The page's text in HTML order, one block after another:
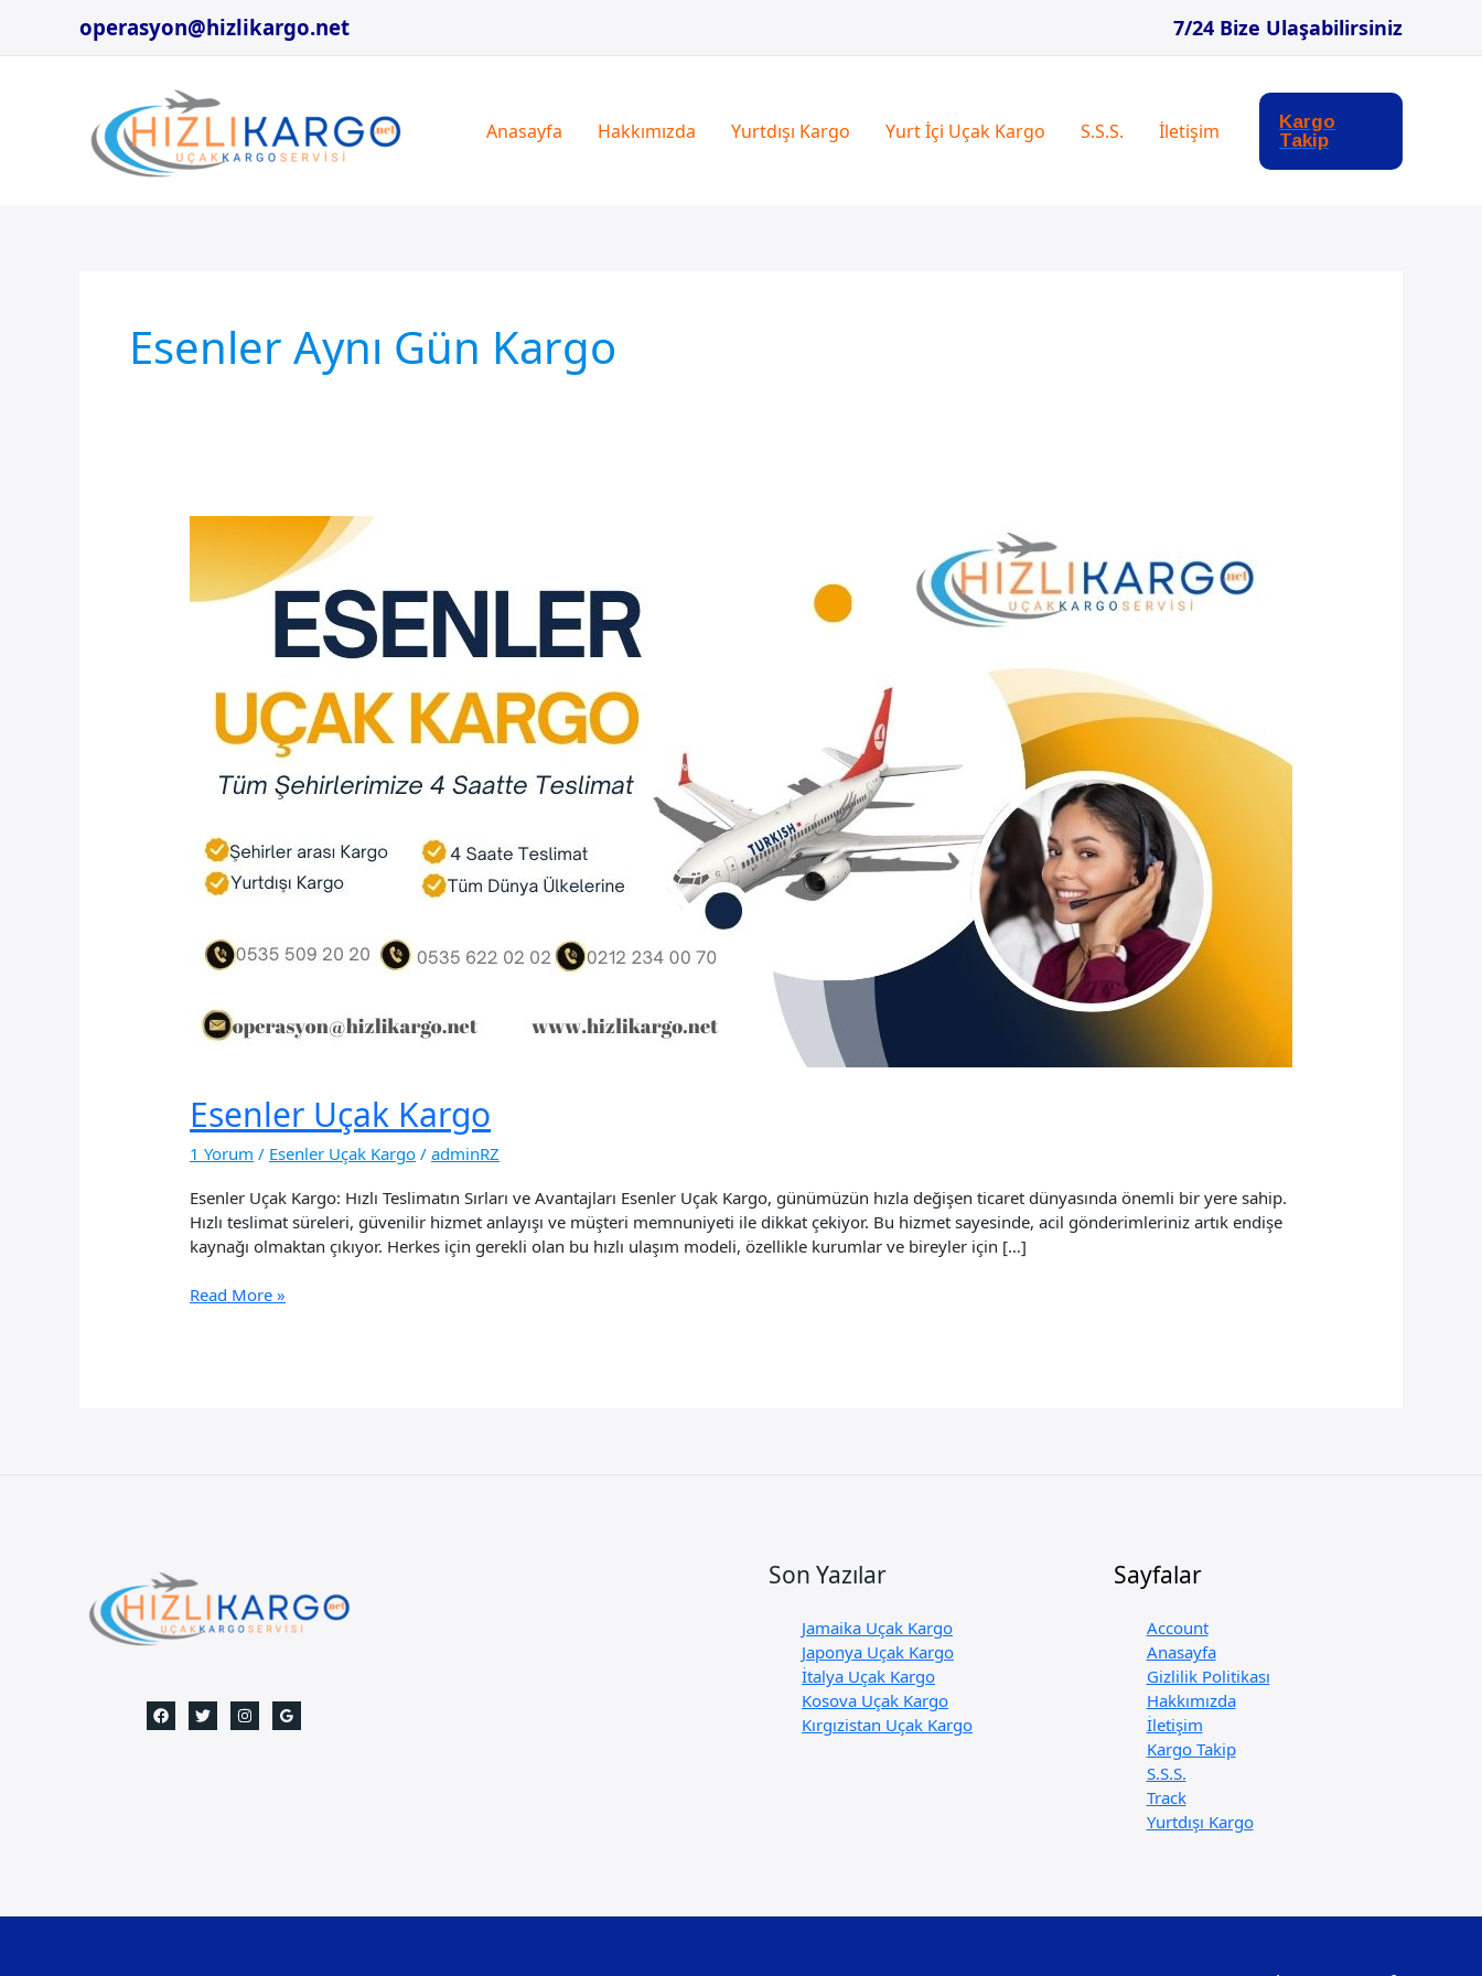
operasyon@hizlikargo.net 7/24 Bize Ulaşabilirsiniz
Anasayfa Hakkımızda Yurtdışı Kargo Yurt İçi Uçak Kargo S.S.S. İletişim
Kargo
Takip
Esenler Aynı Gün Kargo
Esenler Uçak Kargo
1 Yorum / Esenler Uçak Kargo /adminRZ
Esenler Uçak Kargo: Hızlı Teslimatın Sırları ve Avantajları Esenler Uçak Kargo, günümüzün hızla değişen ticaret dünyasında önemli bir yere sahip.
Hızlı teslimat süreleri, güvenilir hizmet anlayışı ve müşteri memnuniyeti ile dikkat çekiyor. Bu hizmet sayesinde, acil gönderimleriniz artık endişe
kaynağı olmaktan çıkıyor. Herkes için gerekli olan bu hızlı ulaşım modeli, özellikle kurumlar ve bireyler için […]
Esenler
Read More »
Son Yazılar
Jamaika Uçak Kargo
Japonya Uçak Kargo
İtalya Uçak Kargo
Kosova Uçak Kargo
Kırgızistan Uçak Kargo
Sayfalar
Account
Anasayfa
Gizlilik Politikası
Hakkımızda
İletişim
Kargo Takip
S.S.S.
Track
Yurtdışı Kargo